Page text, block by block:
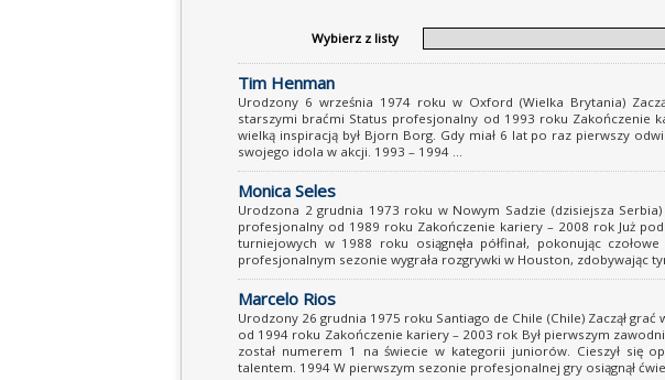
Wybierz z listy
Tim Henman
Urodzony 6 września 1974 roku w Oxford (Wielka Brytania)
starszymi braćmi Status profesjonalny od 1993 roku Zakończenie
wielką inspiracją był Bjorn Borg. Gdy miał 6 lat po raz pierwszy
swojego idola w akcji. 1993 – 1994 ...
Monica Seles
Urodzona 2 grudnia 1973 roku w Nowym Sadzie (dzisiejsza
profesjonalny od 1989 roku Zakończenie kariery – 2008 rok Już
turniejowych w 1988 roku osiągnęła półfinał, pokonując
profesjonalnym sezonie wygrała rozgrywki w Houston, zdobywając
Marcelo Rios
Urodzony 26 grudnia 1975 roku Santiago de Chile (Chile) Zaczął
od 1994 roku Zakończenie kariery – 2003 rok Był pierwszym
został numerem 1 na świecie w kategorii juniorów. Cieszył się
talentem. 1994 W pierwszym sezonie profesjonalnej gry osiągnął